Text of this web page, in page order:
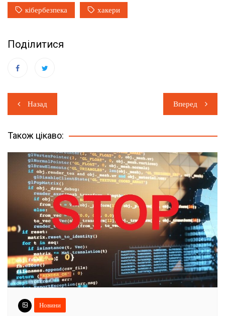
кібербезпека хакери
Поділитися
Навігація
записів
Назад Вперед
Також цікаво:
Новини